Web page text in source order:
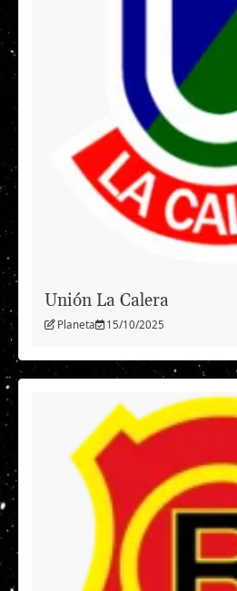
Unión La Calera
Planeta 15/10/2025